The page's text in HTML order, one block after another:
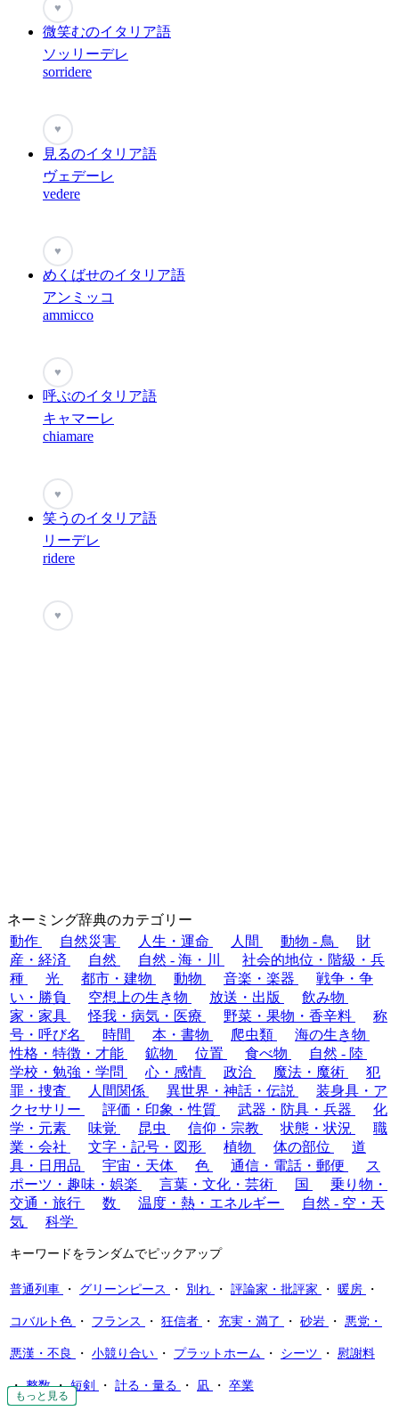
もっと見る
もっと見る
もっと見る
もっと見る
もっと見る
もっと見る
もっと見る
もっと見る
もっと見る
もっと見る
♥
微笑むのイタリア語
ソッリーデレ
sorridere
♥
見るのイタリア語
ヴェデーレ
vedere
♥
めくばせのイタリア語
アンミッコ
ammicco
♥
呼ぶのイタリア語
キャマーレ
chiamare
♥
笑うのイタリア語
リーデレ
ridere
♥
ネーミング辞典のカテゴリー
動作
自然災害 人生・運命 人間 動物 - 鳥
財
産・経済
自然 自然 - 海・川
社会的地位・階級・兵
種
光 都市・建物 動物 音楽・楽器
戦争・争
い・勝負
空想上の生き物 放送・出版
飲み物
家・家具
怪我・病気・医療 野菜・果物・香辛料
称
号・呼び名
時間 本・書物 爬虫類
海の生き物
性格・特徴・才能
鉱物 位置 食べ物
自然 - 陸
学校・勉強・学問
心・感情 政治 魔法・魔術
犯
罪・捜査
人間関係 異世界・神話・伝説
装身具・ア
クセサリー
評価・印象・性質 武器・防具・兵器
化
学・元素
味覚 昆虫 信仰・宗教 状態・状況
職
業・会社
文字・記号・図形 植物 体の部位
道
具・日用品
宇宙・天体 色 通信・電話・郵便
ス
ポーツ・趣味・娯楽
言葉・文化・芸術 国
乗り物・
交通・旅行
数 温度・熱・エネルギー
自然 - 空・天
気
科学
キーワードをランダムでピックアップ
普通列車 ・ グリーンピース ・ 別れ ・ 評論家・批評家 ・ 暖房 ・
コバルト色 ・ フランス ・ 狂信者 ・ 充実・満了 ・ 砂岩 ・ 悪党・
悪漢・不良 ・ 小競り合い ・ プラットホーム ・ シーツ ・ 慰謝料
・整数・短剣 ・ 計る・量る ・ 凪 ・ 卒業